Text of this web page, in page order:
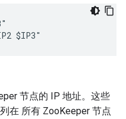
$IP3"
节点的 IP 地址。这些
在 所有 ZooKeeper 节点